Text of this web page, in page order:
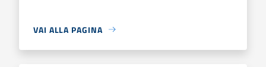
VAI ALLA PAGINA